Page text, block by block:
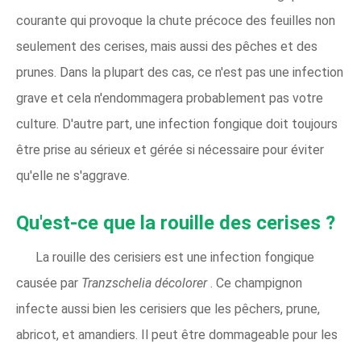
courante qui provoque la chute précoce des feuilles non
seulement des cerises, mais aussi des pêches et des
prunes. Dans la plupart des cas, ce n'est pas une infection
grave et cela n'endommagera probablement pas votre
culture. D'autre part, une infection fongique doit toujours
être prise au sérieux et gérée si nécessaire pour éviter
qu'elle ne s'aggrave.
Qu'est-ce que la rouille des cerises ?
La rouille des cerisiers est une infection fongique
causée par Tranzschelia décolorer. Ce champignon
infecte aussi bien les cerisiers que les pêchers, prune,
abricot, et amandiers. Il peut être dommageable pour les